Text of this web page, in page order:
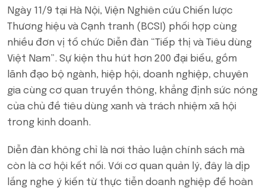
Ngày 11/9 tại Hà Nội, Viện Nghiên cứu Chiến lược
Thương hiệu và Cạnh tranh (BCSI) phối hợp cùng
nhiều đơn vị tổ chức Diễn đàn “Tiếp thị và Tiêu dùng
Việt Nam”. Sự kiện thu hút hơn 200 đại biểu, gồm
lãnh đạo bộ ngành, hiệp hội, doanh nghiệp, chuyên
gia cùng cơ quan truyền thông, khẳng định sức nóng
của chủ đề tiêu dùng xanh và trách nhiệm xã hội
trong kinh doanh.
Diễn đàn không chỉ là nơi thảo luận chính sách mà
còn là cơ hội kết nối. Với cơ quan quản lý, đây là dịp
lắng nghe ý kiến từ thực tiễn doanh nghiệp để hoàn